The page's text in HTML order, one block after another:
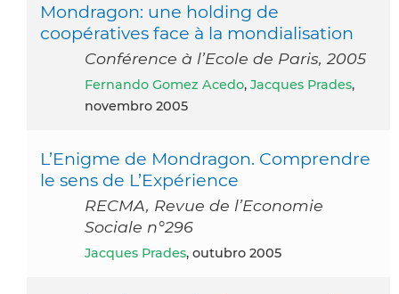
Mondragon: une holding de
coopératives face à la mondialisation
Conférence à l’Ecole de Paris, 2005
Fernando Gomez Acedo, Jacques Prades,
novembro 2005
L’Enigme de Mondragon. Comprendre
le sens de L’Expérience
RECMA, Revue de l’Economie
Sociale n°296
Jacques Prades, outubro 2005